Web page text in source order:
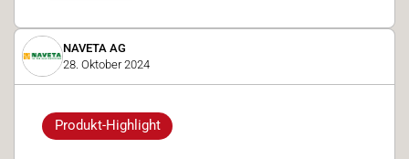
NAVETA AG
28. Oktober 2024
Produkt-Highlight